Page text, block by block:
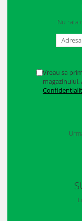
Manusi textil
Nu rata
Vreau sa
magazinului.